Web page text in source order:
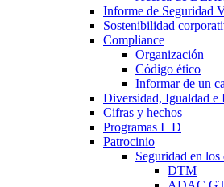
Informe de Seguridad
Sostenibilidad
Compliance
Organización
Código ético
Informar de un
Diversidad, Igualdad e
Cifras y hechos
Programas I+D
Patrocinio
Seguridad en
DTM